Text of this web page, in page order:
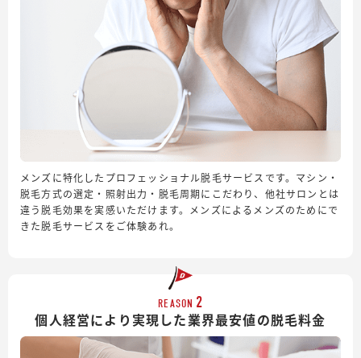
メンズに特化したプロフェッショナル脱毛サービスです。マシン・
脱毛方式の選定・照射出力・脱毛周期にこだわり、他社サロンとは
違う脱毛効果を実感いただけます。メンズによるメンズのためにで
きた脱毛サービスをご体験あれ。
REASON 2
個人経営により実現した業界最安値の脱毛料金